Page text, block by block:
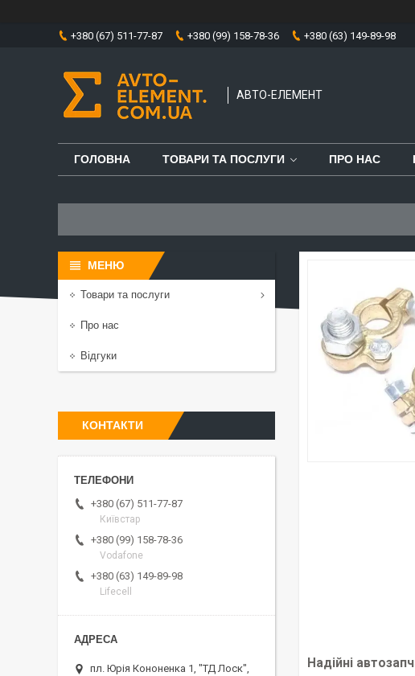
+380 (67) 511-77-87 +380 (99) 158-78-36 +380 (63) 149-89-98
АВТО-ЕЛЕМЕНТ
ГОЛОВНА ТОВАРИ ТА ПОСЛУГИ ПРО НАС
Надійні
Товари та послуги
Про нас
Відгуки
КОНТАКТИ
+380 (67) 511-77-87
Київстар
+380 (99) 158-78-36
Vodafone
+380 (63) 149-89-98
Lifecell
пл. Юрія Кононенка 1, "ТД Лоск",